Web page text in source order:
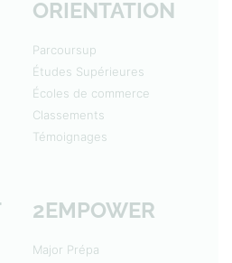
ORIENTATION
Parcoursup
Études Supérieures
Écoles de commerce
Classements
Témoignages
2EMPOWER
Major Prépa